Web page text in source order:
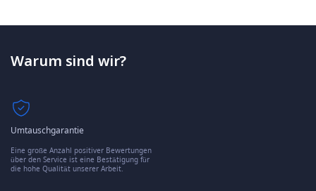
Warum sind wir?
Umtauschgarantie
Eine große Anzahl positiver Bewertungen
über den Service ist eine Bestätigung für
die hohe Qualität unserer Arbeit.